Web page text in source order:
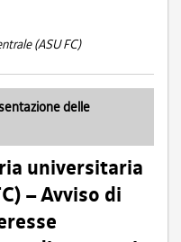
(ASU FC)
delle
universitaria
– Avviso di